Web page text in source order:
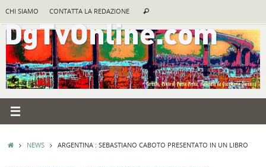
contenuto
CHI SIAMO CONTATTA LA REDAZIONE Cerca
HOMENEWS ARGENTINA : SEBASTIANO CABOTO PRESENTATO IN UN LIBRO